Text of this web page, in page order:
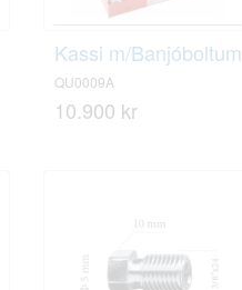
Kassi m/Banjóboltum
QU0009A
10.900 kr